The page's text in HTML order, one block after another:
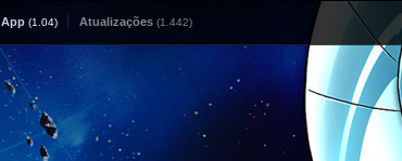
App Atualizações